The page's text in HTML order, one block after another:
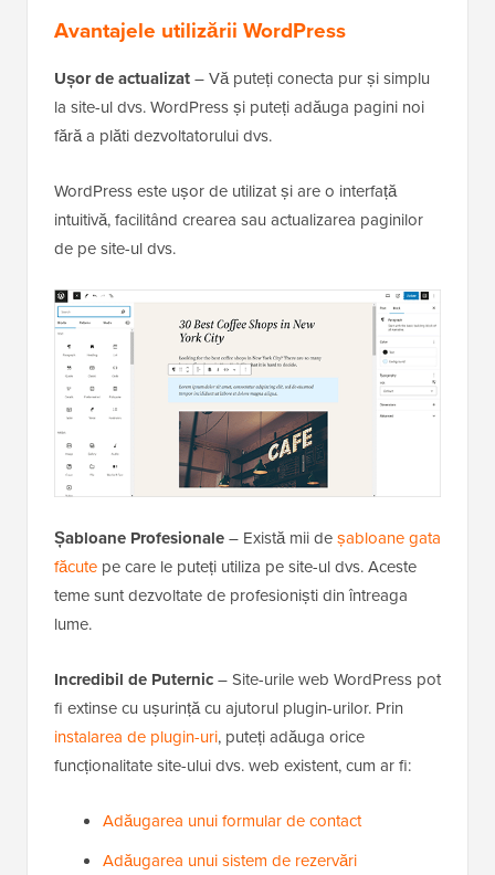
Avantajele utilizării WordPress
Ușor de actualizat– Vă puteți conecta pur și simplu
la site-ul dvs. WordPress și puteți adăuga pagini noi
fără a plăti dezvoltatorului dvs.
WordPress este ușor de utilizat și are o interfață
intuitivă, facilitând crearea sau actualizarea paginilor
de pe site-ul dvs.
Șabloane Profesionale– Există mii deșabloane gata
făcute pe care le puteți utiliza pe site-ul dvs. Aceste
teme sunt dezvoltate de profesioniști din întreaga
lume.
Incredibil de Puternic– Site-urile web WordPress pot
fi extinse cu ușurință cu ajutorul plugin-urilor. Prin
instalarea de plugin-uri, puteți adăuga orice
funcționalitate site-ului dvs. web existent, cum ar fi:
Adăugarea unui formular de contact
Adăugarea unui sistem de rezervări